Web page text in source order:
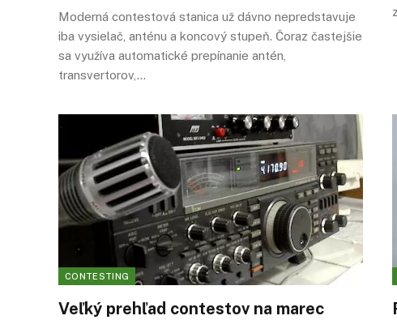
Moderná contestová stanica už dávno nepredstavuje
iba vysielač, anténu a koncový stupeň. Čoraz častejšie
sa využíva automatické prepínanie antén,
transvertorov,…
CONTESTING
Veľký prehľad contestov na marec